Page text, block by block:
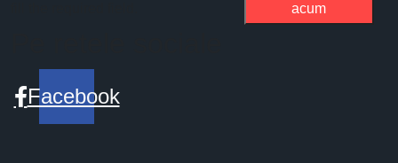
acum
Facebook